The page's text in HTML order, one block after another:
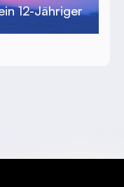
12-Jähriger